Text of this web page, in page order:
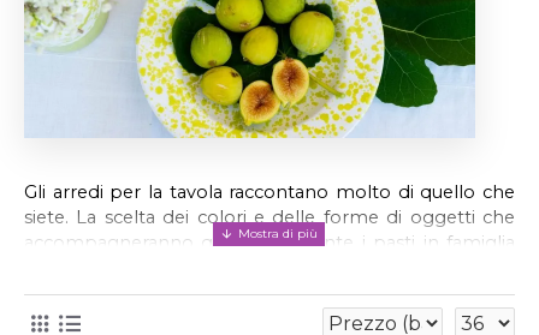
Gli arredi per la tavola raccontano molto di quello che
siete. La scelta dei colori e delle forme di oggetti che
accompagneranno quotidianamente i pasti in famiglia
personale, che richiede gusto, praticità e attenzione a
ogni minimo dettaglio. Bicchieri, piatti, oliere e